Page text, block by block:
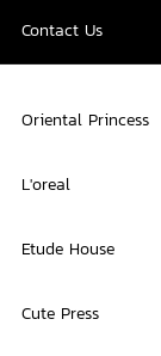
Contact Us
Oriental Princess
L'oreal
Etude House
Cute Press